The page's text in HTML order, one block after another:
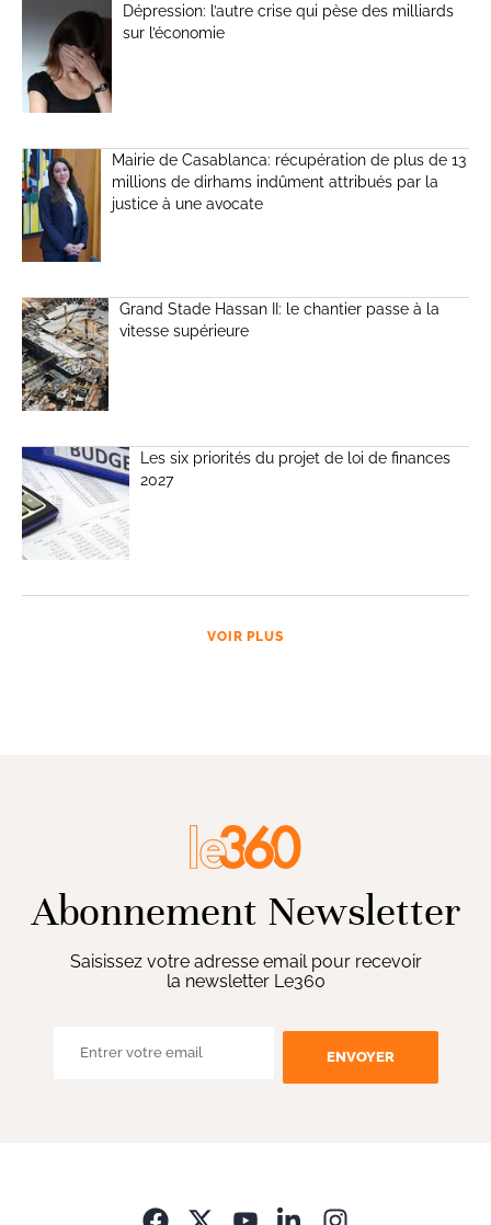
Dépression: l’autre crise qui pèse des milliards
sur l’économie
Mairie de Casablanca: récupération de plus de 13
millions de dirhams indûment attribués par la
justice à une avocate
Grand Stade Hassan II: le chantier passe à la
vitesse supérieure
Les six priorités du projet de loi de finances
2027
VOIR PLUS
Abonnement Newsletter
Saisissez votre adresse email pour recevoir
la newsletter Le360
ENVOYER